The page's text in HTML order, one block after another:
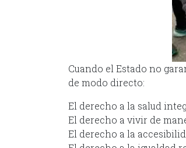
Cuando el Estado no
de modo directo:
El derecho a la salud
El derecho a vivir de
El derecho a la